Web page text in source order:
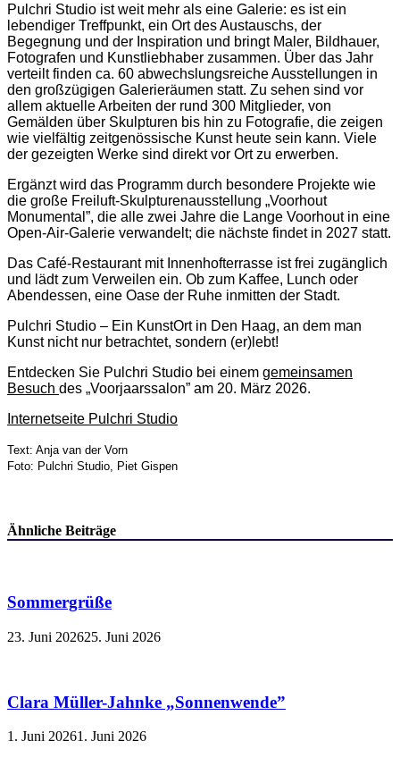
Pulchri Studio ist weit mehr als eine Galerie: es ist ein
lebendiger Treffpunkt, ein Ort des Austauschs, der
Begegnung und der Inspiration und bringt Maler, Bildhauer,
Fotografen und Kunstliebhaber zusammen. Über das Jahr
verteilt finden ca. 60 abwechslungsreiche Ausstellungen in
den großzügigen Galerieräumen statt. Zu sehen sind vor
allem aktuelle Arbeiten der rund 300 Mitglieder, von
Gemälden über Skulpturen bis hin zu Fotografie, die zeigen
wie vielfältig zeitgenössische Kunst heute sein kann. Viele
der gezeigten Werke sind direkt vor Ort zu erwerben.
Ergänzt wird das Programm durch besondere Projekte wie
die große Freiluft-Skulpturenausstellung „Voorhout
Monumental”, die alle zwei Jahre die Lange Voorhout in eine
Open-Air-Galerie verwandelt; die nächste findet in 2027 statt.
Das Café-Restaurant mit Innenhofterrasse ist frei zugänglich
und lädt zum Verweilen ein. Ob zum Kaffee, Lunch oder
Abendessen, eine Oase der Ruhe inmitten der Stadt.
Pulchri Studio – Ein KunstOrt in Den Haag, an dem man
Kunst nicht nur betrachtet, sondern (er)lebt!
Entdecken Sie Pulchri Studio bei einem gemeinsamen
Besuch des „Voorjaarssalon” am 20. März 2026.
Internetseite Pulchri Studio
Text: Anja van der Vorn
Foto: Pulchri Studio, Piet Gispen
Ähnliche Beiträge
Sommergrüße
23. Juni 202625. Juni 2026
Clara Müller-Jahnke „Sonnenwende”
1. Juni 20261. Juni 2026